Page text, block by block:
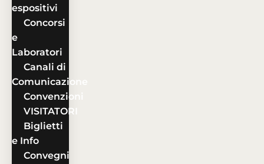
espositivi
Concorsi
e
Laboratori
Canali di
Comunicazione
Convenzioni
VISITATORI
Biglietti
e Info
Convegni